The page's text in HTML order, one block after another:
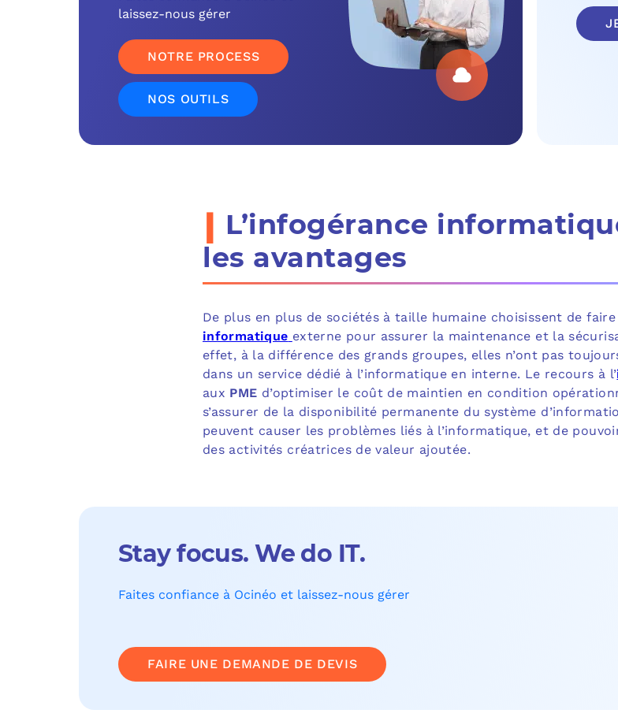
laissez-nous gérer
NOTRE PROCESS
NOS OUTILS
i L’infogérance
les avantages
De plus en plus de sociétés à taille humaine choisissent de
informatique externe pour assurer la maintenance et la
effet, à la différence des grands groupes, elles n’ont pas
dans un service dédié à l’informatique en interne. Le recours à l’
aux PME d’optimiser le coût de maintien en condition
s’assurer de la disponibilité permanente du système
peuvent causer les problèmes liés à l’informatique, et de
des activités créatrices de valeur ajoutée.
Stay focus. We do IT.
Faites confiance à Ocinéo et laissez-nous gérer
FAIRE UNE DEMANDE DE DEVIS